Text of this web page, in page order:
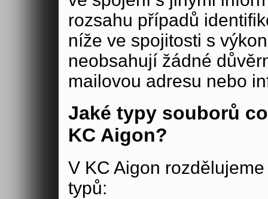
rozsahu případů
níže ve spojitosti s
neobsahují žádné
mailovou adresu nebo
Jaké typy souborů
KC Aigon?
V KC Aigon
typů: